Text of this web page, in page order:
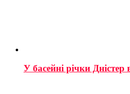
У басейні річки